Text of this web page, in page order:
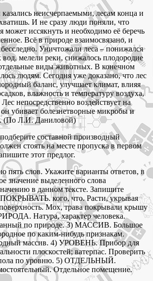
неисчерпаемыми, лесам конца и
И не сразу люди поняли, что
может иссякнуть и необходимо её беречь
Всё в природе взаимосвязано, и
Уничтожали леса – понижался
вод, мелели реки, снижалось плодородие
виды животных. В конечном
людям. Сегодня уже доказано, что лес
баланс, улучшает климат, влияя
влажность и температуру воздуха,
непосредственно воздействует на
он убивает болезнетворные микробы и
(По Л.И. Даниловой)
составной производный
стоять на месте пропуска в первом
этот предлог.
пять слов. Укажите варианты ответов, в
значение выделенного слова
в данном тексте. Запишите
ПОКРЫВАТЬ. кого, что. Расти, укрывая
Мох, трава покрывали крышу
Натура, характер человека.
по природе. 3) МАССИВ. Большое
по каким-нибудь признакам.
массив. 4) УРОВЕНЬ. Прибор для
плоскостей; ватерпас. Проверить
пола по уровню. 5) ОТДЕЛЬНЫЙ.
Отдельное помещение.